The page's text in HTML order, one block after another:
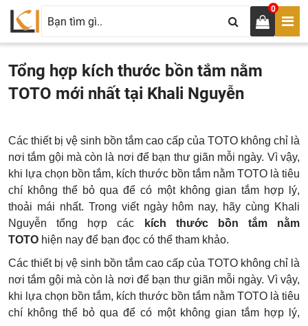
0
Tổng hợp kích thước bồn tắm nằm
TOTO mới nhất tại Khali Nguyễn
Các thiết bị vệ sinh bồn tắm cao cấp của TOTO không chỉ là
nơi tắm gội mà còn là nơi để bạn thư giãn mỗi ngày. Vì vậy,
khi lựa chọn bồn tắm, kích thước bồn tắm nằm TOTO là tiêu
chí không thể bỏ qua để có một không gian tắm hợp lý,
thoải mái nhất. Trong viết ngày hôm nay, hãy cùng Khali
Nguyễn tổng hợp các
kích thước bồn tắm nằm
TOTO hiện nay để bạn đọc có thể tham khảo.
Các thiết bị vệ sinh bồn tắm cao cấp của TOTO không chỉ là
nơi tắm gội mà còn là nơi để bạn thư giãn mỗi ngày. Vì vậy,
khi lựa chọn bồn tắm, kích thước bồn tắm nằm TOTO là tiêu
chí không thể bỏ qua để có một không gian tắm hợp lý,